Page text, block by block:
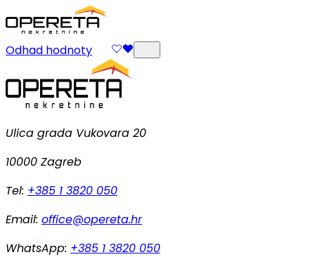
Odhad hodnoty
Ulica grada Vukovara 20
10000 Zagreb
Tel: +385 1 3820 050
Email: office@opereta.hr
WhatsApp: +385 1 3820 050